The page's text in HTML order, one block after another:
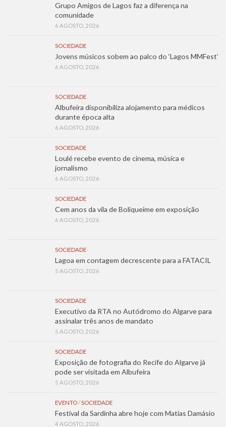
Grupo Amigos de Lagos faz a diferença na
comunidade
6 AGOSTO, 2026
SOCIEDADE
Jovens músicos sobem ao palco do ‘Lagos MMFest’
6 AGOSTO, 2026
SOCIEDADE
Albufeira disponibiliza alojamento para médicos
durante época alta
6 AGOSTO, 2026
SOCIEDADE
Loulé recebe evento de cinema, música e
jornalismo
6 AGOSTO, 2026
SOCIEDADE
Cem anos da vila de Boliqueime em exposição
6 AGOSTO, 2026
SOCIEDADE
Lagoa em contagem decrescente para a FATACIL
5 AGOSTO, 2026
SOCIEDADE
Executivo da RTA no Autódromo do Algarve para
assinalar três anos de mandato
5 AGOSTO, 2026
SOCIEDADE
Exposição de fotografia do Recife do Algarve já
pode ser visitada em Albufeira
5 AGOSTO, 2026
EVENTO/SOCIEDADE
Festival da Sardinha abre hoje com Matias Damásio
4 AGOSTO, 2026